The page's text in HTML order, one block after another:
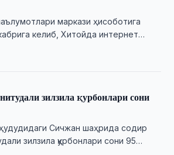
маркази ҳисоботига
келиб, Хитойда интернет
зилзила қурбонлари сони
Сичжан шаҳрида содир
зилзила қурбонлари сони 95